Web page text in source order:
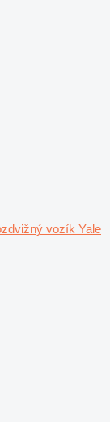
vozík Yale